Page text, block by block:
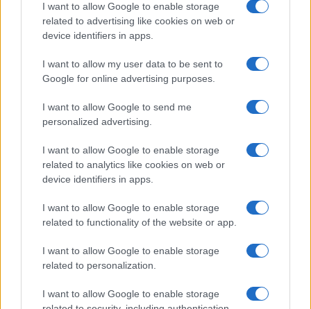
I want to allow Google to enable storage
related to advertising like cookies on web or
device identifiers in apps.
I want to allow my user data to be sent to
Google for online advertising purposes.
I want to allow Google to send me
personalized advertising.
I want to allow Google to enable storage
related to analytics like cookies on web or
device identifiers in apps.
I want to allow Google to enable storage
related to functionality of the website or app.
I want to allow Google to enable storage
related to personalization.
I want to allow Google to enable storage
Confira os números sorteados no concurso 3754 da Lotofácil
em São Paulo
Beatriz Almeida · 6 ago 2026